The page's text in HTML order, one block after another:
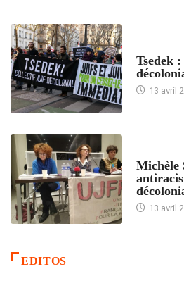
Tsedek
13 avril
Michèle
13 avril
EDITOS